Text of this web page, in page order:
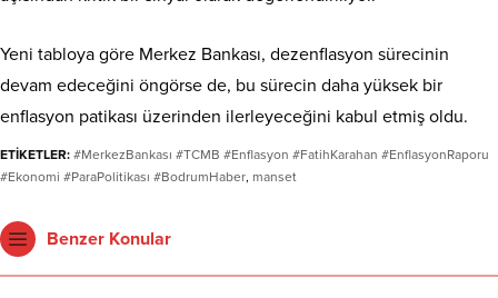
Yeni tabloya göre Merkez Bankası, dezenflasyon sürecinin
devam edeceğini öngörse de, bu sürecin daha yüksek bir
enflasyon patikası üzerinden ilerleyeceğini kabul etmiş oldu.
ETİKETLER: #MerkezBankası #TCMB #Enflasyon #FatihKarahan #EnflasyonRaporu
#Ekonomi #ParaPolitikası #BodrumHaber, manset
Benzer Konular